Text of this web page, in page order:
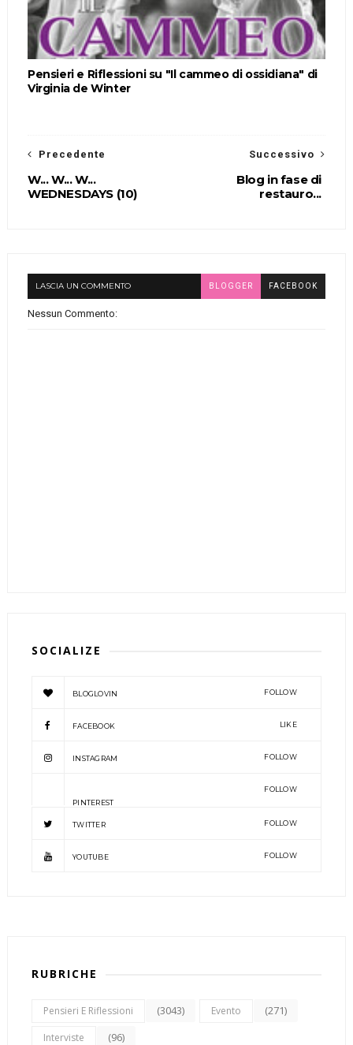
Pensieri e Riflessioni su "Il cammeo di ossidiana" di
Virginia de Winter
Successivo
Blog in fase di
restauro...
Precedente
W... W... W...
WEDNESDAYS (10)
LASCIA UN COMMENTO BLOGGER FACEBOOK
Nessun Commento:
SOCIALIZE
BLOGLOVIN FOLLOW
FACEBOOK LIKE
INSTAGRAM FOLLOW
PINTEREST
FOLLOW
TWITTER FOLLOW
YOUTUBE FOLLOW
RUBRICHE
Pensieri E Riflessioni (3043) Evento (271)
Interviste (96)